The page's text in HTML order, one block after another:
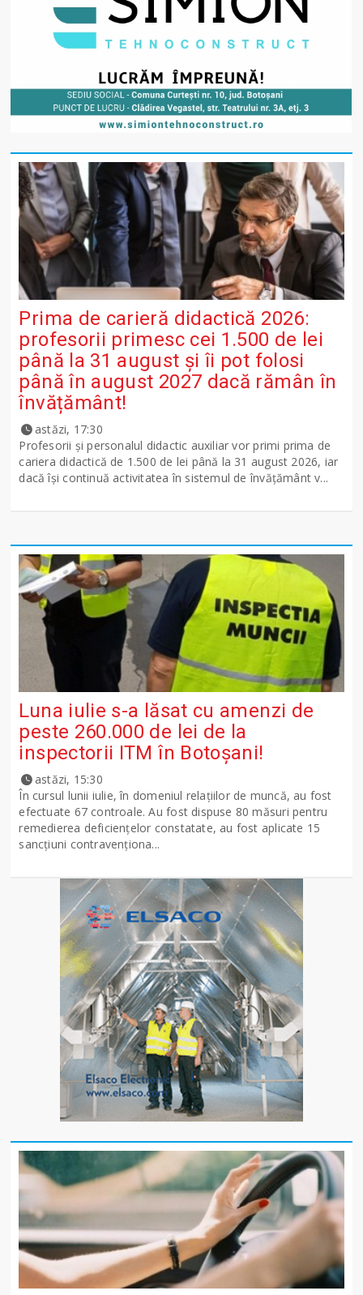
Prima de carieră didactică 2026:
profesorii primesc cei 1.500 de lei
până la 31 august și îi pot folosi
până în august 2027 dacă rămân în
învățământ!
astăzi, 17:30
Profesorii și personalul didactic auxiliar vor primi prima de
cariera didactică de 1.500 de lei până la 31 august 2026, iar
dacă își continuă activitatea în sistemul de învățământ v...
Luna iulie s-a lăsat cu amenzi de
peste 260.000 de lei de la
inspectorii ITM în Botoșani!
astăzi, 15:30
În cursul lunii iulie, în domeniul relațiilor de muncă, au fost
efectuate 67 controale. Au fost dispuse 80 măsuri pentru
remedierea deficiențelor constatate, au fost aplicate 15
sancţiuni contravenționa...